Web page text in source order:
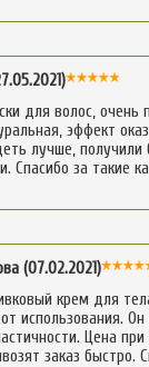
для волос, очень
эффект
лучше, получили
Спасибо за такие
(07.02.2021)
крем для
использования.
Цена
заказ быстро.